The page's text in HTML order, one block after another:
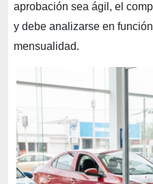
aprobación sea ágil, el
y debe analizarse en
mensualidad.